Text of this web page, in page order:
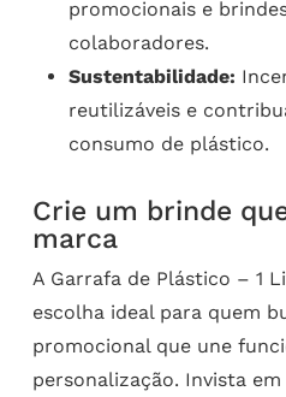
promocionais e
colaboradores.
Sustentabilidade:
reutilizáveis e
consumo de plástico.
Crie um brinde
marca
A Garrafa de Plástico – 1
escolha ideal para quem
promocional que une
personalização. Invista